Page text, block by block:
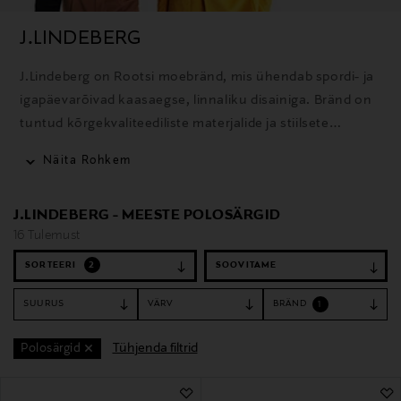
J.LINDEBERG
J.Lindeberg on Rootsi moebränd, mis ühendab spordi- ja
igapäevarõivad kaasaegse, linnaliku disainiga. Bränd on
tuntud kõrgekvaliteediliste materjalide ja stiilsete
Näita Rohkem
J.LINDEBERG - MEESTE POLOSÄRGID
16 Tulemust
SORTEERI 2
SUURUS VÄRV BRÄND
Polosärgid Tühjenda filtrid